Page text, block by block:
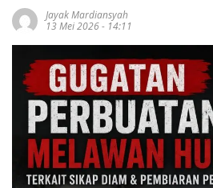
Jayak Mardiansyah
13 Mei 2026 - 14:11